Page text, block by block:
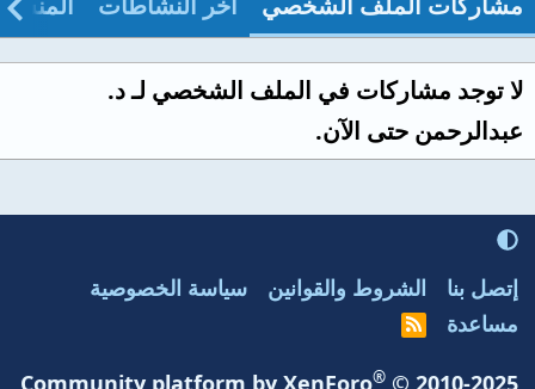
لا توجد مشاركات في الملف الشخصي لـ د.
عبدالرحمن حتى الآن.
إتصل بنا الشروط والقوانين
سياسة الخصوصية
مساعدة
R
S
Community platform by XenForo® © 2010-2025